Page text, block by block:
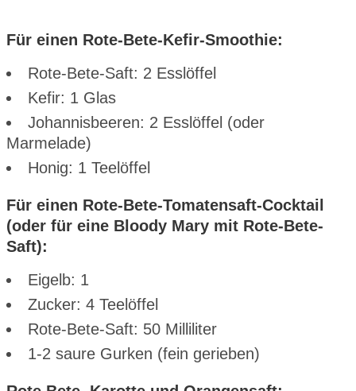
Für einen Rote-Bete-Kefir-Smoothie:
Rote-Bete-Saft: 2 Esslöffel
Kefir: 1 Glas
Johannisbeeren: 2 Esslöffel (oder
Marmelade)
Honig: 1 Teelöffel
Für einen Rote-Bete-Tomatensaft-Cocktail
(oder für eine Bloody Mary mit Rote-Bete-
Saft):
Eigelb: 1
Zucker: 4 Teelöffel
Rote-Bete-Saft: 50 Milliliter
1-2 saure Gurken (fein gerieben)